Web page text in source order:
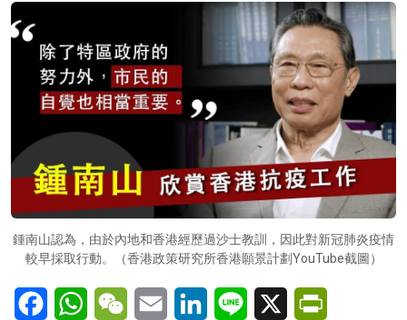
鍾南山認為，由於內地和香港經歷過沙士教訓，因此對新冠肺炎疫情
較早採取行動。（香港政策研究所香港願景計劃YouTube截圖）
FacebookWhatsAppWeChatEmail LinkedInLine X